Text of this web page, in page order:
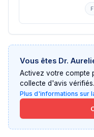
Vous êtes Dr.
Activez votre compte
collecte d'avis vérifiés.
Plus d'informations sur